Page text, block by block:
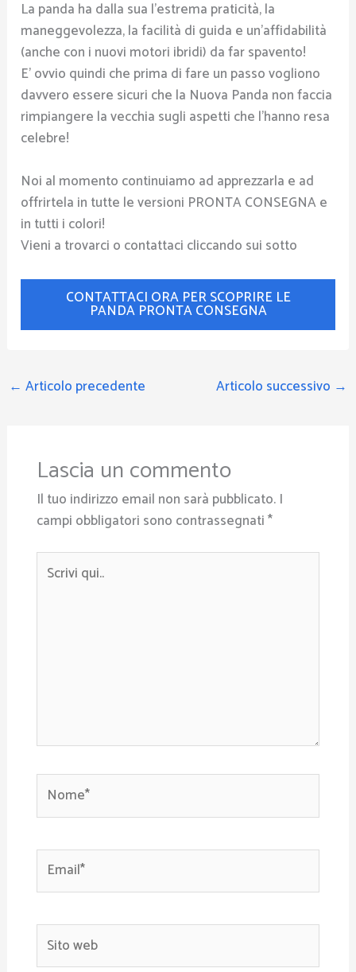
La panda ha dalla sua l’estrema praticità, la
maneggevolezza, la facilità di guida e un’affidabilità
(anche con i nuovi motori ibridi) da far spavento!
E’ ovvio quindi che prima di fare un passo vogliono
davvero essere sicuri che la Nuova Panda non faccia
rimpiangere la vecchia sugli aspetti che l’hanno resa
celebre!
Noi al momento continuiamo ad apprezzarla e ad
offrirtela in tutte le versioni PRONTA CONSEGNA e
in tutti i colori!
Vieni a trovarci o contattaci cliccando sui sotto
CONTATTACI ORA PER SCOPRIRE LE
PANDA PRONTA CONSEGNA
← Articolo precedente Articolo successivo →
Lascia un commento
Il tuo indirizzo email non sarà pubblicato. I
campi obbligatori sono contrassegnati*
qui..
web